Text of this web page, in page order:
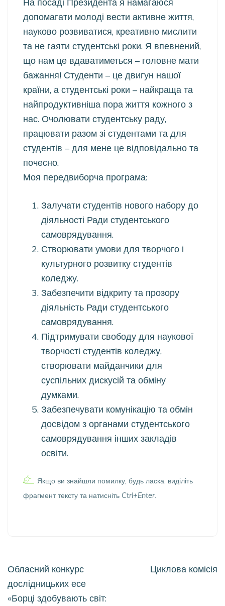
На посаді Президента я намагаюся
допомагати молоді вести активне життя,
науково розвиватися, креативно мислити
та не гаяти студентські роки. Я впевнений,
що нам це вдаватиметься – головне мати
бажання! Студенти – це двигун нашої
країни, а студентські роки – найкраща та
найпродуктивніша пора життя кожного з
нас. Очолювати студентську раду,
працювати разом зі студентами та для
студентів – для мене це відповідально та
почесно.
Моя передвиборча програма:
Залучати студентів нового набору до
діяльності Ради студентського
самоврядування.
Створювати умови для творчого і
культурного розвитку студентів
коледжу.
Забезпечити відкриту та прозору
діяльність Ради студентського
самоврядування.
Підтримувати свободу для наукової
творчості студентів коледжу,
створювати майданчики для
суспільних дискусій та обміну
думками.
Забезпечувати комунікацію та обмін
досвідом з органами студентського
самоврядування інших закладів
освіти.
Якщо ви знайшли помилку, будь ласка, виділіть
фрагмент тексту та натисніть Ctrl+Enter.
Навігація
записів
Обласний конкурс
дослідницьких есе
«Борці здобувають світ:
Циклова комісія